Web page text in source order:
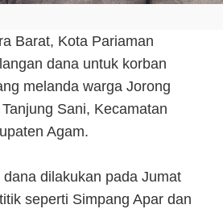
Barat, Kota Pariaman
dana untuk korban
melanda warga Jorong
Sani, Kecamatan
Agam.
dilakukan pada Jumat
seperti Simpang Apar dan